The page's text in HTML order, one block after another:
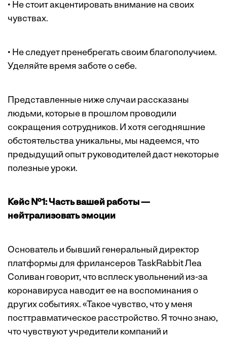
• Не стоит акцентировать внимание на своих
чувствах.
• Не следует пренебрегать своим благополучием.
Уделяйте время заботе о себе.
Представленные ниже случаи рассказаны
людьми, которые в прошлом проводили
сокращения сотрудников. И хотя сегодняшние
обстоятельства уникальны, мы надеемся, что
предыдущий опыт руководителей даст некоторые
полезные уроки.
Кейс №1: Часть вашей работы —
нейтрализовать эмоции
Основатель и бывший генеральный директор
платформы для фрилансеров TaskRabbit Леа
Соливан говорит, что всплеск увольнений из-за
коронавируса наводит ее на воспоминания о
других событиях. «Такое чувство, что у меня
посттравматическое расстройство. Я точно знаю,
что чувствуют учредители компаний и